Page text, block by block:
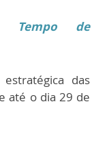
Tempo de
das
até o dia 29 de